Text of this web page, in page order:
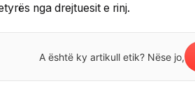
nga drejtuesit e rinj.
A është ky artikull etik? Nëse jo,